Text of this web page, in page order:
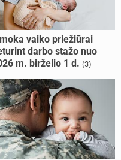
vaiko priežiūrai
darbo stažo nuo
m. birželio 1 d. (3)